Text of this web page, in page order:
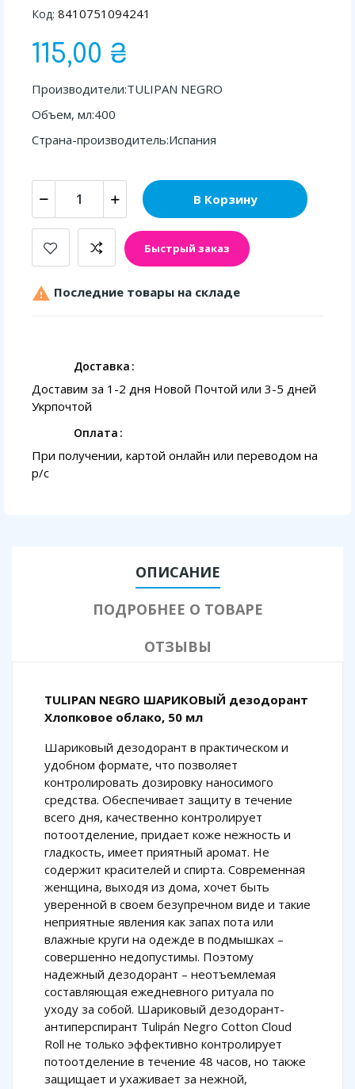
Код: 8410751094241
115,00 ₴
Производители:TULIPAN NEGRO
Объем, мл:400
Страна-производитель:Испания
В Корзину
Быстрый заказ
 Последние товары на складе
Доставка
Доставим за 1-2 дня Новой Почтой или 3-5 дней
Укрпочтой
Оплата
При получении, картой онлайн или переводом на
p/с
ОПИСАНИЕ
ПОДРОБНЕЕ О ТОВАРЕ
ОТЗЫВЫ
TULIPAN NEGRO ШАРИКОВЫЙ дезодорант
Хлопковое облако, 50 мл
Шариковый дезодорант в практическом и
удобном формате, что позволяет
контролировать дозировку наносимого
средства. Обеспечивает защиту в течение
всего дня, качественно контролирует
потоотделение, придает коже нежность и
гладкость, имеет приятный аромат. Не
содержит красителей и спирта. Современная
женщина, выходя из дома, хочет быть
уверенной в своем безупречном виде и такие
неприятные явления как запах пота или
влажные круги на одежде в подмышках –
совершенно недопустимы. Поэтому
надежный дезодорант – неотъемлемая
составляющая ежедневного ритуала по
уходу за собой. Шариковый дезодорант-
антиперспирант Tulipán Negro Cotton Cloud
Roll не только эффективно контролирует
потоотделение в течение 48 часов, но также
защищает и ухаживает за нежной,